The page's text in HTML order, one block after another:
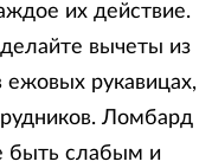
их действие.
вычеты из
ежовых рукавицах,
Ломбард
быть слабым и